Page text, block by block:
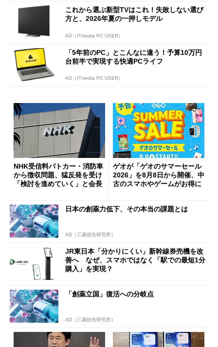
これから選ぶ新型TVはこれ！失敗しない選び
方と、2026年夏の一押しモデル
AD（ITmedia PC USER）
「5年前のPC」とこんなに違う！予算10万円
台前半で実現する快適PCライフ
AD（ITmedia PC USER）
NHK受信料パトカー・消防車
から徴収問題、猛反発を受け
「検討を進めていく」と会長
ゲオが「ゲオのサマーセール
2026」を8月8日から開催、中
古のスマホやゲームがお得に
日本の創薬力低下、その本当の課題とは
AD（三菱総合研究所）
JR東日本「分かりにくい」新幹線券売機を改
善へ なぜ、スマホではなく「駅での最短1分
購入」を実現？
「創薬立国」復活への分岐点
AD（三菱総合研究所）